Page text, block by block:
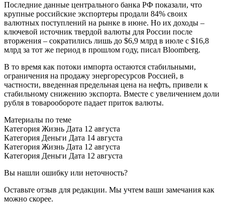
Последние данные центрального банка РФ показали, что
крупные российские экспортеры продали 84% своих
валютных поступлений на рынке в июне. Но их доходы –
ключевой источник твердой валюты для России после
вторжения – сократились лишь до $6,9 млрд в июле с $16,8
млрд за тот же период в прошлом году, писал Bloomberg.
В то время как потоки импорта остаются стабильными,
ограничения на продажу энергоресурсов Россией, в
частности, введенная предельная цена на нефть, привели к
стабильному снижению экспорта. Вместе с увеличением доли
рубля в товарообороте падает приток валюты.
Материалы по теме
Категория Жизнь Дата 12 августа
Категория Деньги Дата 14 августа
Категория Жизнь Дата 12 августа
Категория Деньги Дата 12 августа
Вы нашли ошибку или неточность?
Оставьте отзыв для редакции. Мы учтем ваши замечания как
можно скорее.